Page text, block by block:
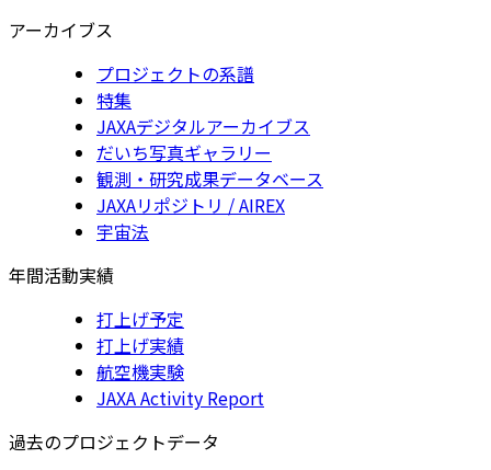
アーカイブス
プロジェクトの系譜
特集
JAXAデジタルアーカイブス
だいち写真ギャラリー
観測・研究成果データベース
JAXAリポジトリ / AIREX
宇宙法
年間活動実績
打上げ予定
打上げ実績
航空機実験
JAXA Activity Report
過去のプロジェクトデータ